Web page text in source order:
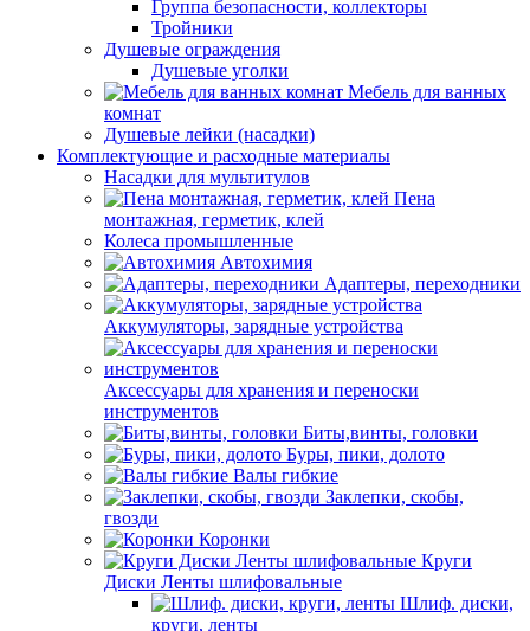
Группа безопасности, коллекторы
Тройники
Душевые ограждения
Душевые уголки
Мебель для ванных
комнат
Душевые лейки (насадки)
Комплектующие и расходные материалы
Насадки для мультитулов
Пена
монтажная, герметик, клей
Колеса промышленные
Автохимия
Адаптеры, переходники
Аккумуляторы, зарядные устройства
Аксессуары для хранения и переноски
инструментов
Биты,винты, головки
Буры, пики, долото
Валы гибкие
Заклепки, скобы,
гвозди
Коронки
Круги
Диски Ленты шлифовальные
Шлиф. диски,
круги, ленты